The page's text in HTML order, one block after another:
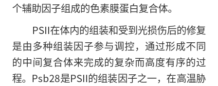
个辅助因子组成的色素膜蛋白复合体。
PSII在体内的组装和受到光损伤后的修复
是由多种组装因子参与调控，通过形成不同
的中间复合体来完成的复杂而高度有序的过
程。Psb28是PSII的组装因子之一，在高温胁